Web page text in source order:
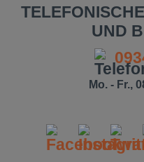
UND
Mo. - Fr.,